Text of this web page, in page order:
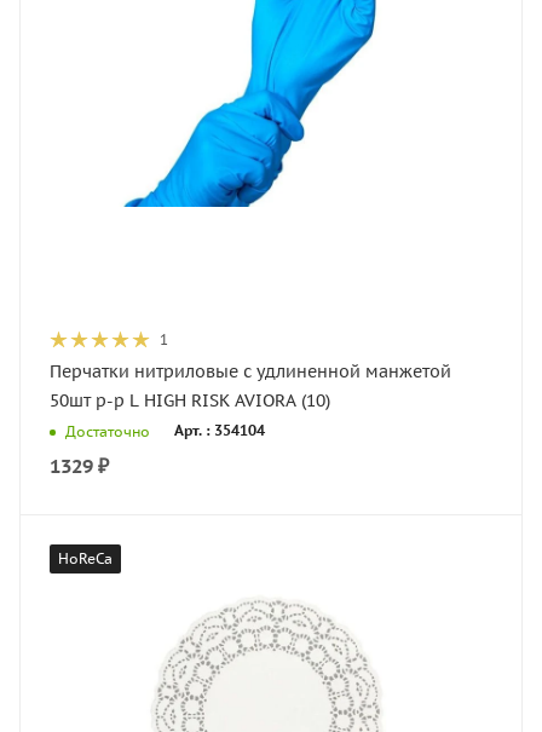
1
Перчатки нитриловые с удлиненной манжетой
50шт р-р L HIGH RISK AVIORA (10)
Достаточно Арт. : 354104
1329 ₽
HoReCa